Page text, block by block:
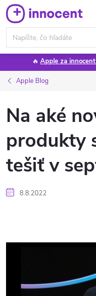
Prejsť
na
obsah
🔥 Apple za
Apple Blog
Na aké
produkty
tešiť v
8.8.2022